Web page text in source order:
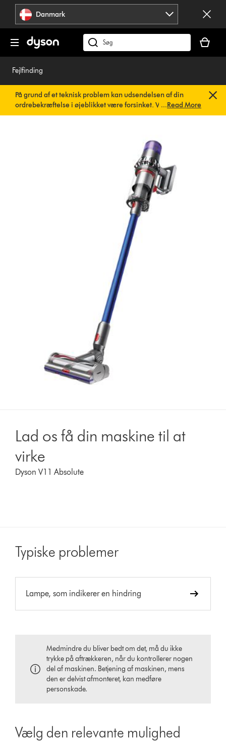
Spring
navigation
Danmark
Søg
på
er
tom
Fejlfinding
På grund af et teknisk problem kan udsendelsen af din
ordrebekræftelse i øjeblikket være forsinket. Vi arbejder
allerede på en hurtig løsning.Du behøver ikke at foretage
...Read More
Lad os få din maskine til at
virke
Dyson V11 Absolute
Typiske problemer
Lampe, som indikerer en hindring
Medmindre du bliver bedt om det, må du ikke
trykke på aftrækkeren, når du kontrollerer nogen
del af maskinen. Betjening af maskinen, mens
den er delvist afmonteret, kan medføre
personskade.
Vælg den relevante mulighed